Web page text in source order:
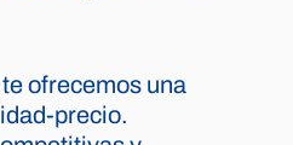
ofrecemos una
precio.